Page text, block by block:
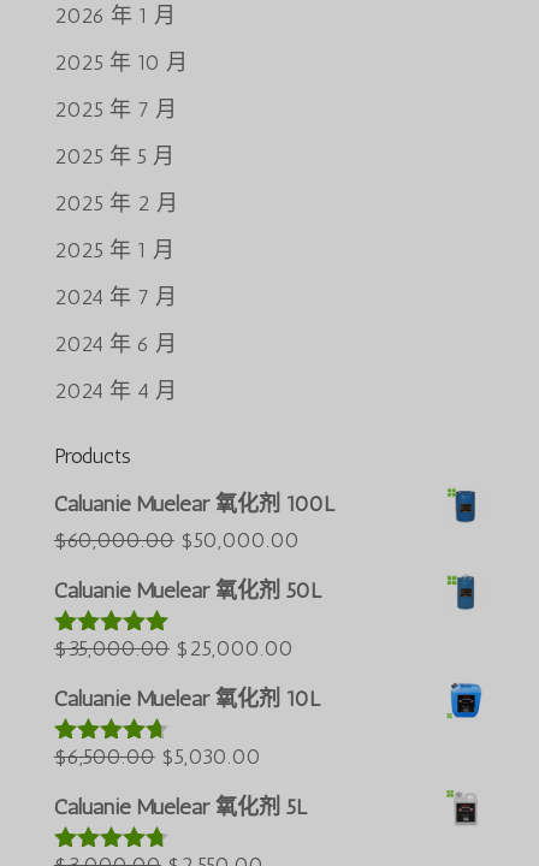
2026 年 1 月
2025 年 10 月
2025 年 7 月
2025 年 5 月
2025 年 2 月
2025 年 1 月
2024 年 7 月
2024 年 6 月
2024 年 4 月
Products
Caluanie Muelear 氧化剂 100L
$60,000.00 原
价
$60,000.00。
$50,000.00
Caluanie Muelear 氧化剂 50L
评分5.00
$35,000.00 原
价
$35,000.00。
$25,000.00
Caluanie Muelear 氧化剂 10L
评分4.60
$6,500.00 原
价
为：
$5,030.00
前
Caluanie Muelear 氧化剂 5L한국어
Bahasa Melayu
Português do Brasil